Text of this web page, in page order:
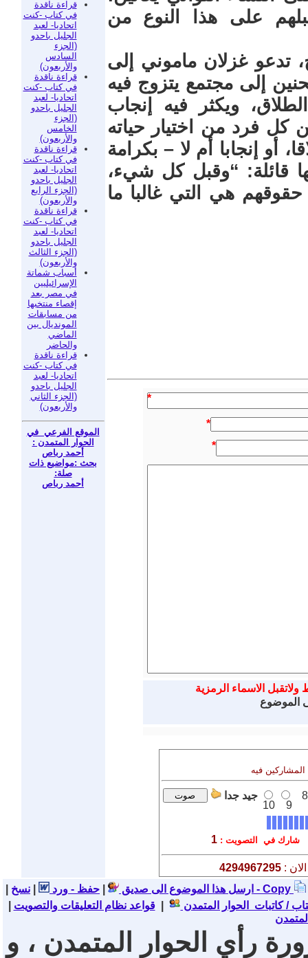
قراءة ناقدة
في كتاب -كنت
اتحاديا- لعبد
الجليل باحدو
(الجزء
السادس
والأربعون)
قراءة ناقدة
في كتاب -كنت
اتحاديا- لعبد
الجليل باحدو
(الجزء
الخامس
والأربعون)
قراءة ناقدة
في كتاب -كنت
اتحاديا- لعبد
الجليل باحدو
(الجزء الرابع
والأربعون)
قراءة ناقدة
في كتاب -كنت
اتحاديا- لعبد
الجليل باحدو
(الجزء الثالث
والأربعون)
أسباب شماتة
الإسرائيليين
في مصر بعد
إقصاء منتخبها
من مسابقات
المونديال بين
الماضي
والحاضر
قراءة ناقدة
في كتاب -كنت
اتحاديا- لعبد
الجليل باحدو
(الجزء الثاني
والأربعون)
الموقع الفرعي في
الحوار المتمدن :
أحمد رباص
بحث :مواضيع ذات
صلة:
أحمد رباص
على هذا النوع من
تدعو غزلان ماموني إلى
إلى مجتمع يتزوج فيه
ويكثر فيه إنجاب
كل فرد من اختيار حياته
أو إنجابا أم لا – بكرامة
قائلة: “وقبل كل شيء،
هي التي غالبا ما
*
*
*
الاسماء الرمزية
الموضوع
فيه
8
9
10
جيد جدا
شارك في التصويت : 1
:
4294967295
ارسل هذا الموضوع الى صديق حفظ - ورد نسخ - Copy
/ كاتبات الحوار المتمدن |قواعد نظام التعليقات والتصويت
رأي الحوار المتمدن ، و